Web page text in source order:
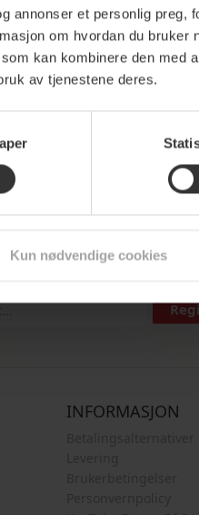
annonser et personlig preg,
om hvordan du bruker
kan kombinere den med
av tjenestene deres.
Kun nødvendige cookies
de beste
og vær den første til å få
INFORMASJON